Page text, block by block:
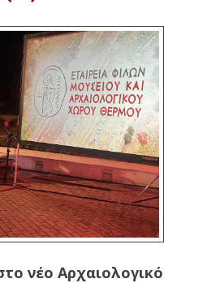
νέο Αρχαιολογικό